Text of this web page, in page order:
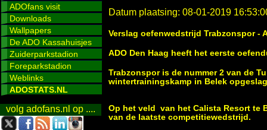
ADOfans visit
Downloads
Wallpapers
De ADO Kassahuisjes
Zuiderparkstadion
Foreparkstadion
Weblinks
ADOSTATS.NL
volg adofans.nl op ....
Datum plaatsing: 08-01-2019
Verslag oefenwedstrijd Trabzonspor -
ADO Den Haag heeft het eerste
Trabzonspor is de nummer 2 van de
wintertrainingskamp in Belek
Op het veld van het Calista Resort te
van de laatste competitiewedstrijd.